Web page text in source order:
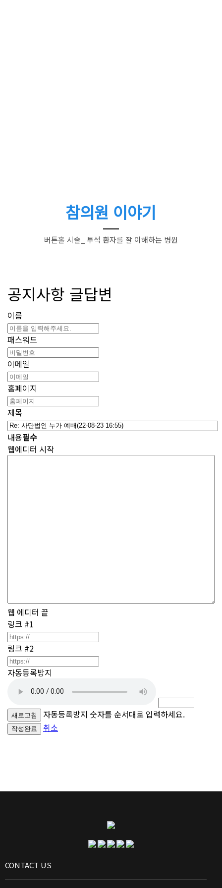
참의원 이야기
버튼홀 시술_ 투석 환자를 잘 이해하는 병원
공지사항 글답변
이름
패스워드
이메일
홈페이지
제목
내용필수
웹에디터 시작
웹 에디터 끝
링크 #1
링크 #2
자동등록방지
새로고침 자동등록방지 숫자를 순서대로 입력하세요.
작성완료 취소
CONTACT US